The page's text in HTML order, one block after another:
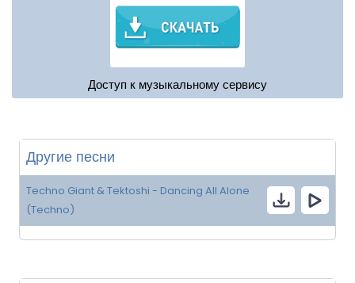
Доступ к музыкальному сервису
Другие песни
Techno Giant & Tektoshi - Dancing All Alone
(Techno)